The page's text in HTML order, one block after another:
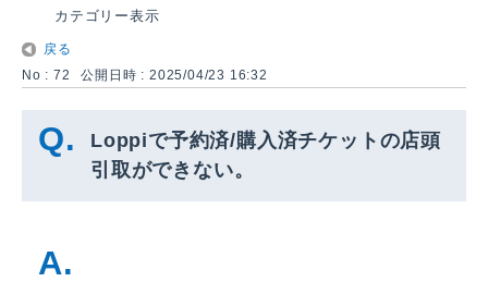
カテゴリー表示
戻る
No : 72
公開日時 : 2025/04/23 16:32
Loppiで予約済/購入済チケットの店頭
引取ができない。